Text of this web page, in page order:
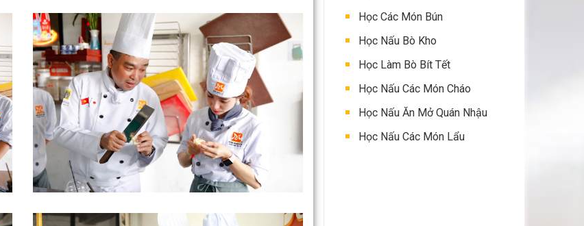
Học Các Món Bún
Học Nấu Bò Kho
Học Làm Bò Bít Tết
Học Nấu Các Món Cháo
Học Nấu Ăn Mở Quán Nhậu
Học Nấu Các Món Lẩu